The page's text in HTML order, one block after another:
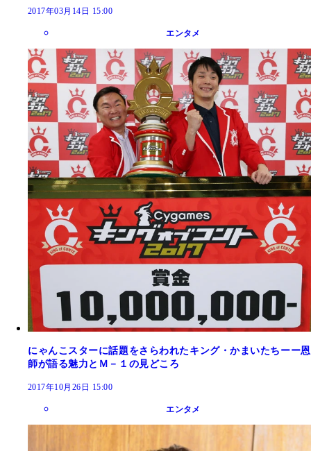
2017年03月14日 15:00
エンタメ
にゃんこスターに話題をさらわれたキング・かまいたちーー恩
師が語る魅力とＭ－１の見どころ
2017年10月26日 15:00
エンタメ